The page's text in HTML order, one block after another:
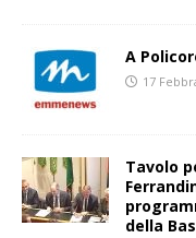
A
17
Tavolo
della